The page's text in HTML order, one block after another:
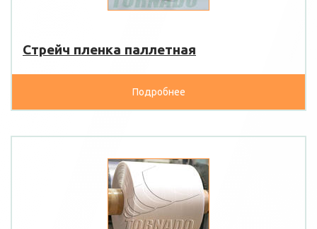
Стрейч пленка паллетная
Подробнее